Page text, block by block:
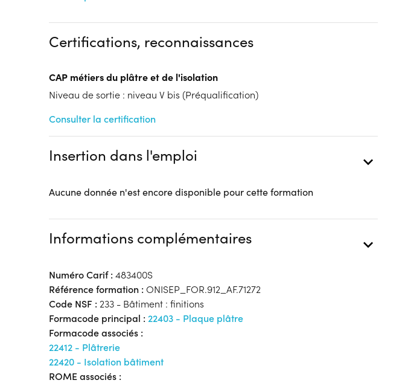
Modalités d'enseignement :Formation entièrement présentielle
61 avenue de l'Hippodrome
62000 Arras
Accueil sur le lieu de formation
Accès handicap :Pas d'accès handicap
Hébergement :internat fille garçon
Restauration : Pas de restauration
Certifications, reconnaissances
CAP métiers du plâtre et de l'isolation
Niveau de sortie : niveau V bis (Préqualification)
Consulter la certification
Insertion dans l'emploi
Aucune donnée n'est encore disponible pour cette formation
Informations complémentaires
Numéro Carif : 483400S
Référence formation : ONISEP_FOR.912_AF.71272
Code NSF : 233 - Bâtiment : finitions
Formacode principal : 22403 - Plaque plâtre
Formacode associés :
22412 - Plâtrerie
22420 - Isolation bâtiment
ROME associés :